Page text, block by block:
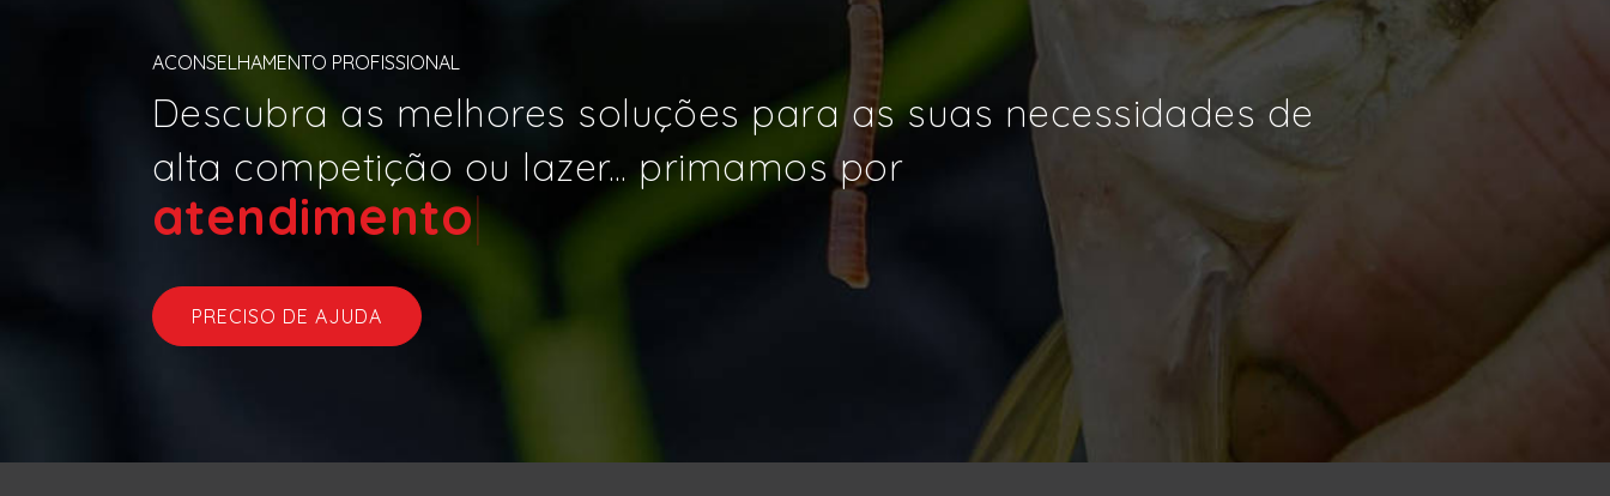
ACONSELHAMENTO PROFISSIONAL
Descubra as melhores soluções para as suas necessidades de
alta competição ou lazer... primamos por
atendim|
PRECISO DE AJUDA